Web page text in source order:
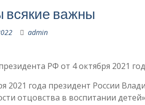
всякие важны
admin
РФ от 4 октября 2021
2021 года президент России
отцовства в воспитании